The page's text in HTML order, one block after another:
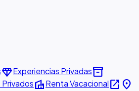
diamondExperiencias Privadasinventory_2
PrivadosvillaRenta Vacacionalopen_in_new place